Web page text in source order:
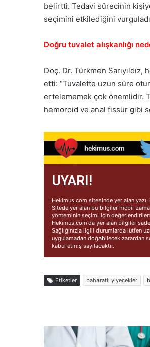
belirtti. Tedavi sürecinin
seçimini etkilediğini
Doğru tuvalet alışkanlığı
Doç. Dr. Türkmen
etti: “Tuvalette uzun süre
ertelememek çok önemlidir.
hemoroid ve anal fissür gibi
UYARI!
Hekimus.com sitesinde yer alan
Sitede yer alan bu bilgiler hiçbir
yönteminin seçimi için
Hekimus.com'da yer alan bilgiler
Sağlığınızla ilgili durumlarda lütfen
uygulamadan doğabilecek zarardan
kabul etmiş sayılacaktır.
Etiketler baharatlı yiyecekler